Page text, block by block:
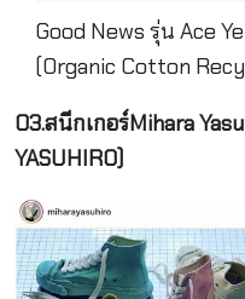
Good News รุ่น Ace
(Organic Cotton
03.สนีกเกอร์Mihara
YASUHIRO)